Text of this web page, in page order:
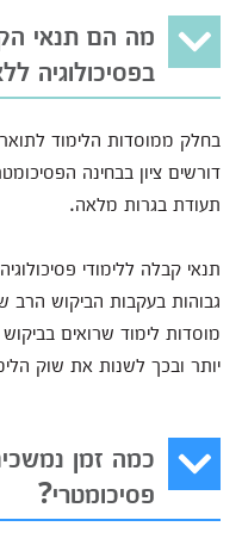
מה הם תנאי
בפסיכולוגיה
בחלק ממוסדות הלימוד
דורשים ציון בבחינה
תעודת בגרות מלאה.
תנאי קבלה ללימודי
גבוהות בעקבות הביקוש
מוסדות לימוד שרואים
יותר ובכך לשנות את שוק
כמה זמן
פסיכומטרי?